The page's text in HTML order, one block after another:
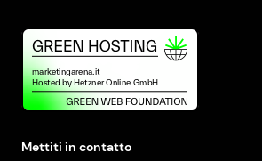
Mettiti in contatto